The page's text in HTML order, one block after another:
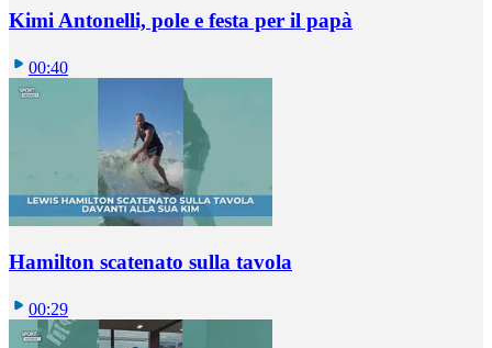
Kimi Antonelli, pole e festa per il papà
00:40
Hamilton scatenato sulla tavola
00:29